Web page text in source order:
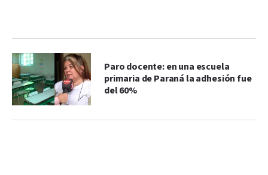
Paro docente: en una escuela
primaria de Paraná la adhesión fue
del 60%